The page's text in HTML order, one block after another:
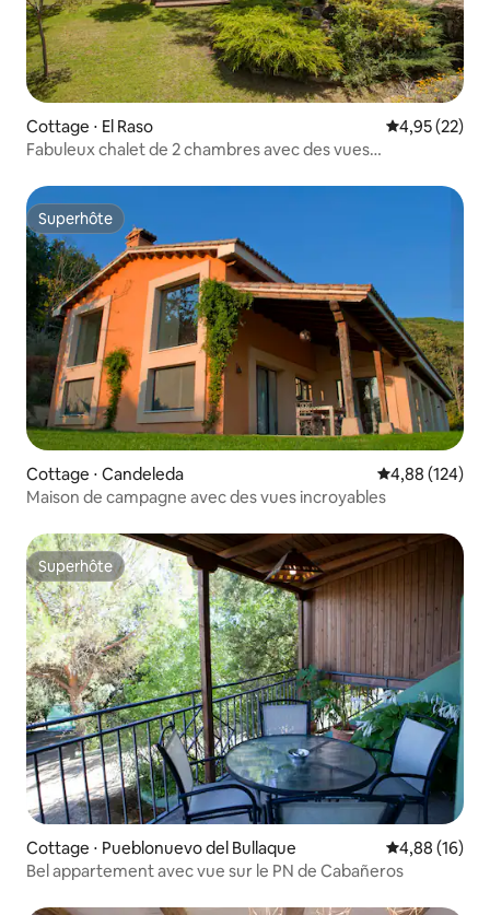
Cottage ⋅ El Raso Évaluation
4,95 (22)
Fabuleux chalet de 2 chambres avec des vues
Superhôte
Superhôte
Cottage ⋅ Candeleda Évaluation
4,88 (124)
Maison de campagne avec des vues incroyables
Superhôte
Superhôte
Cottage ⋅ Pueblonuevo del Bullaque Évaluation
4,88 (16)
Bel appartement avec vue sur le PN de Cabañeros